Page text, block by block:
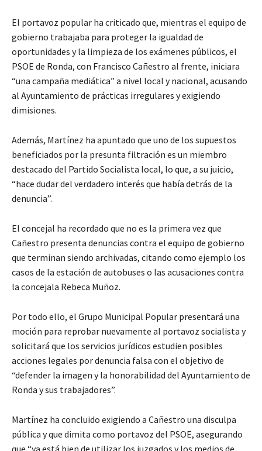
El portavoz popular ha criticado que, mientras el equipo de
gobierno trabajaba para proteger la igualdad de
oportunidades y la limpieza de los exámenes públicos, el
PSOE de Ronda, con Francisco Cañestro al frente, iniciara
“una campaña mediática” a nivel local y nacional, acusando
al Ayuntamiento de prácticas irregulares y exigiendo
dimisiones.
Además, Martínez ha apuntado que uno de los supuestos
beneficiados por la presunta filtración es un miembro
destacado del Partido Socialista local, lo que, a su juicio,
“hace dudar del verdadero interés que había detrás de la
denuncia”.
El concejal ha recordado que no es la primera vez que
Cañestro presenta denuncias contra el equipo de gobierno
que terminan siendo archivadas, citando como ejemplo los
casos de la estación de autobuses o las acusaciones contra
la concejala Rebeca Muñoz.
Por todo ello, el Grupo Municipal Popular presentará una
moción para reprobar nuevamente al portavoz socialista y
solicitará que los servicios jurídicos estudien posibles
acciones legales por denuncia falsa con el objetivo de
“defender la imagen y la honorabilidad del Ayuntamiento de
Ronda y sus trabajadores”.
Martínez ha concluido exigiendo a Cañestro una disculpa
pública y que dimita como portavoz del PSOE, asegurando
que “ya está bien de utilizar los juzgados y los medios de